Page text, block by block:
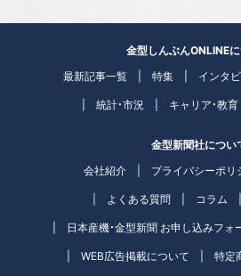
金型しんぶんONLINE
最新記事一覧
特集 インタ
統計・市況 キャリア・教育
金型新聞社につい
会社紹介
プライバシーポリ
よくある質問 コラム
日本産機・金型新聞 お申し込みフォ
WEB広告掲載について 特定